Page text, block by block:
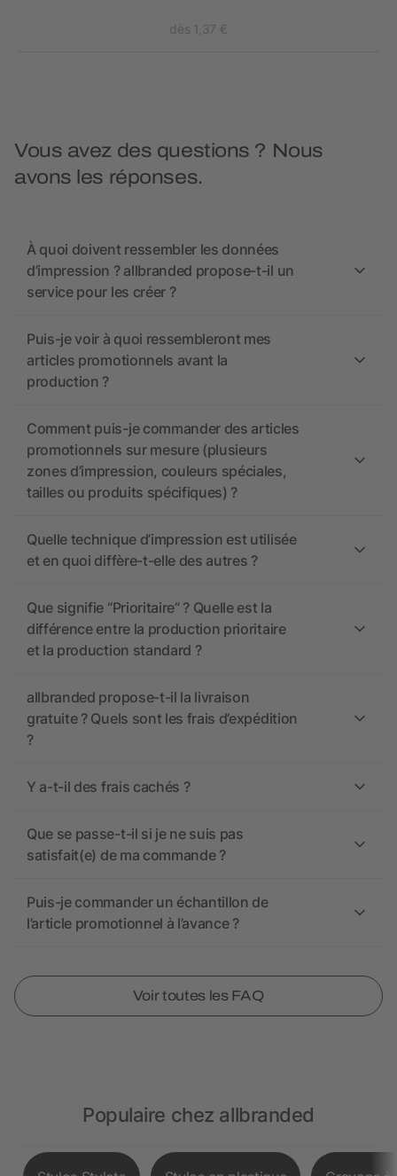
dès 1,37 €
Vous avez des questions ? Nous
avons les réponses.
À quoi doivent ressembler les données
d’impression ? allbranded propose-t-il un
service pour les créer ?
Puis-je voir à quoi ressembleront mes
articles promotionnels avant la
production ?
Comment puis-je commander des articles
promotionnels sur mesure (plusieurs
zones d’impression, couleurs spéciales,
tailles ou produits spécifiques) ?
Quelle technique d’impression est utilisée
et en quoi diffère-t-elle des autres ?
Que signifie “Prioritaire” ? Quelle est la
différence entre la production prioritaire
et la production standard ?
allbranded propose-t-il la livraison
gratuite ? Quels sont les frais d’expédition
?
Y a-t-il des frais cachés ?
Que se passe-t-il si je ne suis pas
satisfait(e) de ma commande ?
Puis-je commander un échantillon de
l’article promotionnel à l’avance ?
Voir toutes les FAQ
Populaire chez allbranded